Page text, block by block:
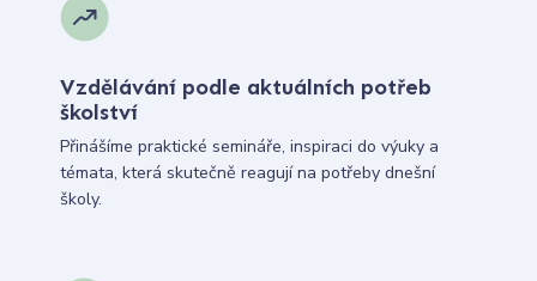
Vzdělávání podle aktuálních potřeb
školství
Přinášíme praktické semináře, inspiraci do výuky a
témata, která skutečně reagují na potřeby dnešní
školy.